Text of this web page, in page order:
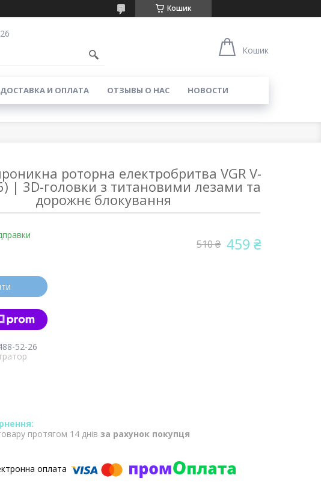
Кошик
Кошик
ДОСТАВКА И ОПЛАТА ОТЗЫВЫ О НАС НОВОСТИ
роторна електробритва VGR V-
| 3D-головки з титановими лезами та
дорожнє блокування
510 ₴ 459 ₴
52-26
протягом 14 днів за рахунок покупця